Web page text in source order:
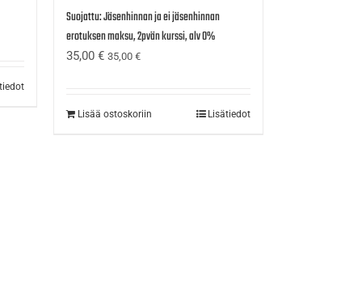
Suojattu: Jäsenhinnan ja ei jäsenhinnan
erotuksen maksu, 2pvän kurssi, alv 0%
35,00 € 35,00 €
Lisää ostoskoriin Lisätiedot